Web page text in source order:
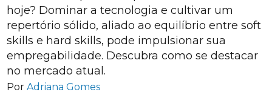
hoje? Dominar a tecnologia e cultivar um
repertório sólido, aliado ao equilíbrio entre soft
skills e hard skills, pode impulsionar sua
empregabilidade. Descubra como se destacar
no mercado atual.
Por Adriana Gomes